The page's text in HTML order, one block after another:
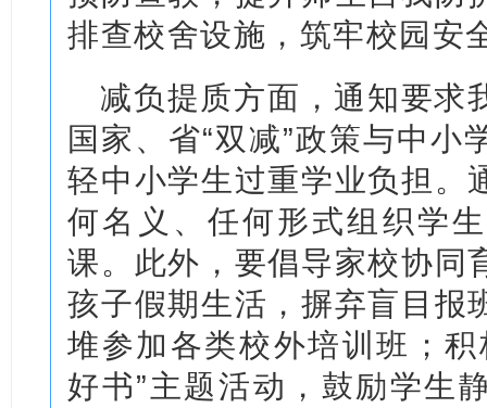
排查校舍设施，筑牢校园安
减负提质方面，通知要求
国家、省“双减”政策与中小
轻中小学生过重学业负担。
何名义、任何形式组织学
课。此外，要倡导家校协同
孩子假期生活，摒弃盲目报
堆参加各类校外培训班；
好书”主题活动，鼓励学生